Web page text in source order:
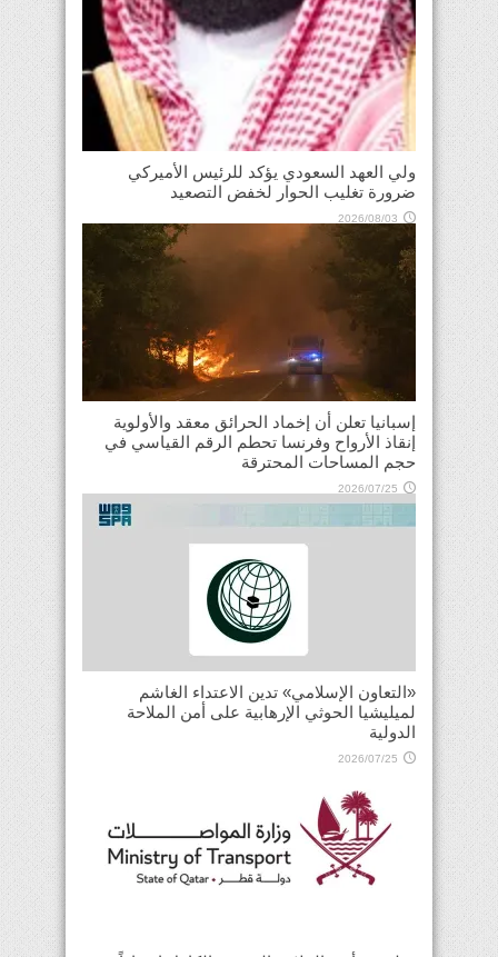
ولي العهد السعودي يؤكد للرئيس الأميركي
ضرورة تغليب الحوار لخفض التصعيد
2026/08/03
إسبانيا تعلن أن إخماد الحرائق معقد والأولوية
إنقاذ الأرواح وفرنسا تحطم الرقم القياسي في
حجم المساحات المحترقة
2026/07/25
«التعاون الإسلامي» تدين الاعتداء الغاشم
لميليشيا الحوثي الإرهابية على أمن الملاحة
الدولية
2026/07/25